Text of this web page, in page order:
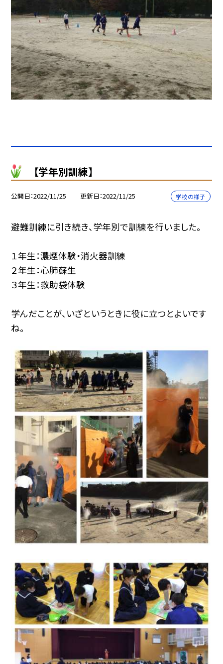
【学年別訓練】
公開日 2022/11/25 更新日 2022/11/25 学校の様子
避難訓練に引き続き、学年別で訓練を行いました。
１年生：濃煙体験・消火器訓練
２年生：心肺蘇生
３年生：救助袋体験
学んだことが、いざというときに役に立つとよいです
ね。